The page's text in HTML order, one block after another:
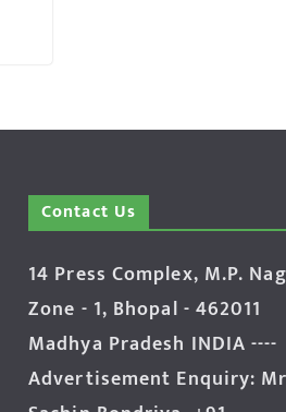
Contact Us
14 Press Complex, M.P.
Zone - 1, Bhopal - 462011
Madhya Pradesh INDIA ----
Advertisement Enquiry: